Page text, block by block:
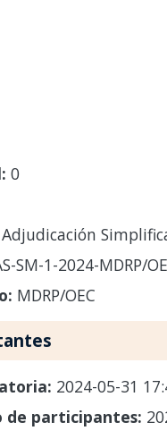
0
Adjudicación
SM-1-2024-MDRP/
MDRP/OEC
2024-05-31
de participantes: